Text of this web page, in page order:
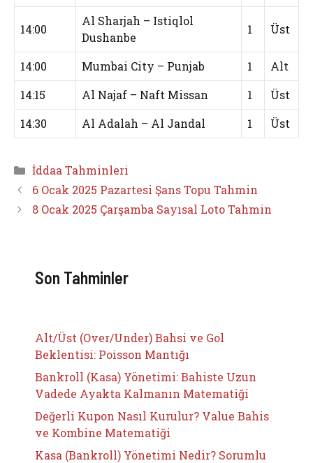
14:00
Al Sharjah – Istiqlol
Dushanbe
1 Üst
14:00 Mumbai City – Punjab 1
Alt
14:15
Al Najaf – Naft Missan 1
Üst
14:30
Al Adalah – Al Jandal 1 Üst
Kategoriler
İddaa Tahminleri
6 Ocak 2025 Pazartesi Şans Topu Tahmin
8 Ocak 2025 Çarşamba Sayısal Loto Tahmin
Son Tahminler
Alt/Üst (Over/Under) Bahsi ve Gol
Beklentisi: Poisson Mantığı
Bankroll (Kasa) Yönetimi: Bahiste Uzun
Vadede Ayakta Kalmanın Matematiği
Değerli Kupon Nasıl Kurulur? Value Bahis
ve Kombine Matematiği
Kasa (Bankroll) Yönetimi Nedir? Sorumlu